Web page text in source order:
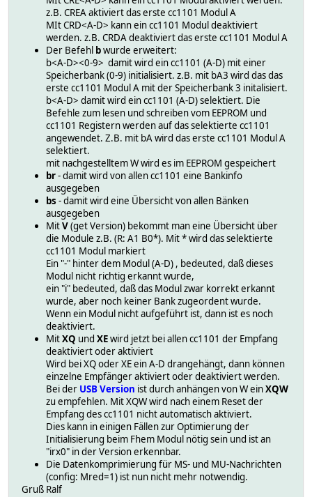
z.B. CREA aktiviert das erste cc1101 Modul A
MIt CRD<A-D> kann ein cc1101 Modul deaktiviert
werden. z.B. CRDA deaktiviert das erste cc1101 Modul A
Der Befehl bwurde erweitert:
b<A-D><0-9> damit wird ein cc1101 (A-D) mit einer
Speicherbank (0-9) initialisiert. z.B. mit bA3 wird das das
erste cc1101 Modul A mit der Speicherbank 3 initalisiert.
b<A-D> damit wird ein cc1101 (A-D) selektiert. Die
Befehle zum lesen und schreiben vom EEPROM und
cc1101 Registern werden auf das selektierte cc1101
angewendet. Z.B. mit bA wird das erste cc1101 Modul A
selektiert.
mit nachgestelltem W wird es im EEPROM gespeichert
br- damit wird von allen cc1101 eine Bankinfo
ausgegeben
bs - damit wird eine Übersicht von allen Bänken
ausgegeben
MitV(get Version) bekommt man eine Übersicht über
die Module z.B. (R: A1 B0*). Mit * wird das selektierte
cc1101 Modul markiert
Ein "-" hinter dem Modul (A-D) , bedeuted, daß dieses
Modul nicht richtig erkannt wurde,
ein "i" bedeuted, daß das Modul zwar korrekt erkannt
wurde, aber noch keiner Bank zugeordent wurde.
Wenn ein Modul nicht aufgeführt ist, dann ist es noch
deaktiviert.
MitXQ und XEwird jetzt bei allen cc1101 der Empfang
deaktiviert oder aktiviert
Wird bei XQ oder XE ein A-D drangehängt, dann können
einzelne Empfänger aktiviert oder deaktiviert werden.
Bei der USB Version ist durch anhängen von W einXQW
zu empfehlen. Mit XQW wird nach einem Reset der
Empfang des cc1101 nicht automatisch aktiviert.
Dies kann in einigen Fällen zur Optimierung der
Initialisierung beim Fhem Modul nötig sein und ist an
"irx0" in der Version erkennbar.
Die Datenkomprimierung für MS- und MU-Nachrichten
(config: Mred=1) ist nun nicht mehr notwendig.
Gruß Ralf